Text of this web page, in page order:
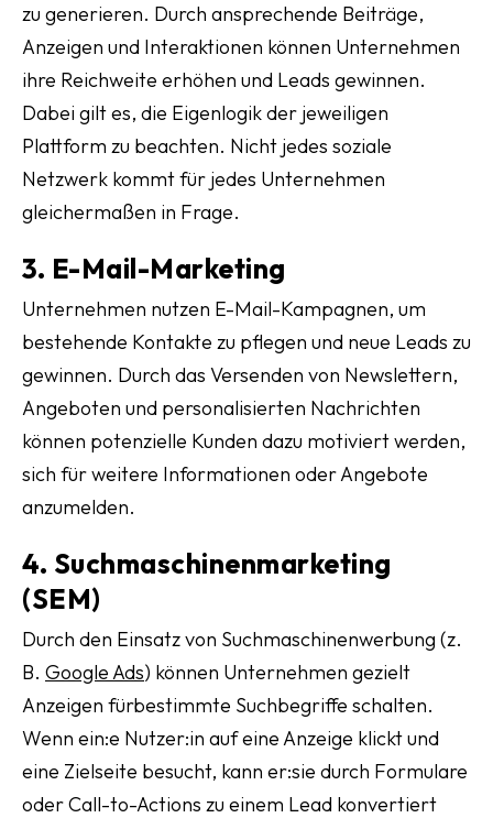
zu generieren. Durch ansprechende Beiträge,
Anzeigen und Interaktionen können Unternehmen
ihre Reichweite erhöhen und Leads gewinnen.
Dabei gilt es, die Eigenlogik der jeweiligen
Plattform zu beachten. Nicht jedes soziale
Netzwerk kommt für jedes Unternehmen
gleichermaßen in Frage.
3. E-Mail-Marketing
Unternehmen nutzen E-Mail-Kampagnen, um
bestehende Kontakte zu pflegen und neue Leads zu
gewinnen. Durch das Versenden von Newslettern,
Angeboten und personalisierten Nachrichten
können potenzielle Kunden dazu motiviert werden,
sich für weitere Informationen oder Angebote
anzumelden.
4. Suchmaschinenmarketing
(SEM)
Durch den Einsatz von Suchmaschinenwerbung (z.
B. Google Ads) können Unternehmen gezielt
Anzeigen fürbestimmte Suchbegriffe schalten.
Wenn ein:e Nutzer:in auf eine Anzeige klickt und
eine Zielseite besucht, kann er:sie durch Formulare
oder Call-to-Actions zu einem Lead konvertiert